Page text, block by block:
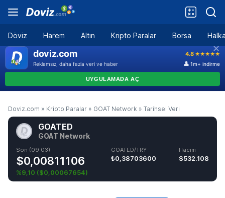
Döviz Harem Altın Kripto Paralar Borsa
Doviz.com » Kripto Paralar » GOAT Network » Tarihsel Veri
GOATED
GOAT Network
Son (09:03)
$0,00811106
%9,10 ($0,00067654)
GOATED/TRY
₺0,38703600
Hacim
$532.108